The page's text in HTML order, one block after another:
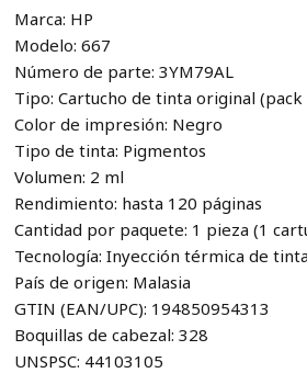
Marca: HP
Modelo: 667
Número de parte: 3YM79AL
Tipo: Cartucho de tinta original
Color de impresión: Negro
Tipo de tinta: Pigmentos
Volumen: 2 ml
Rendimiento: hasta 120 páginas
Cantidad por paquete: 1 pieza (1
Tecnología: Inyección térmica de
País de origen: Malasia
GTIN (EAN/UPC): 194850954313
Boquillas de cabezal: 328
UNSPSC: 44103105